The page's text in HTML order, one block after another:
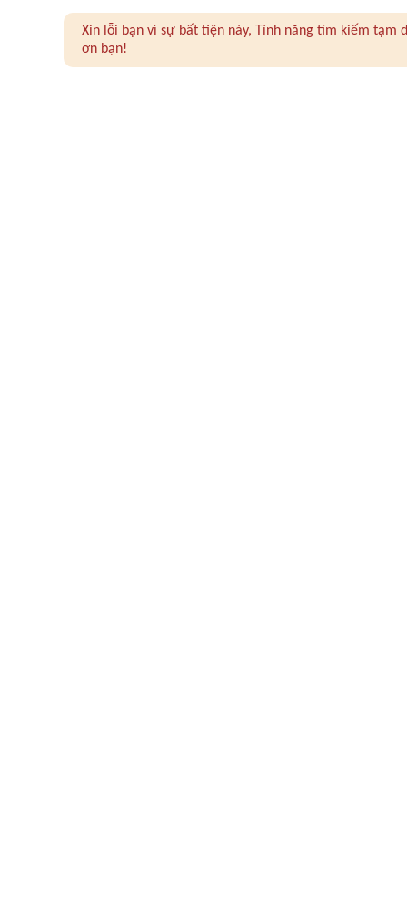
Xin lỗi bạn vì sự bất tiện này, Tính năng tìm kiếm
ơn bạn!